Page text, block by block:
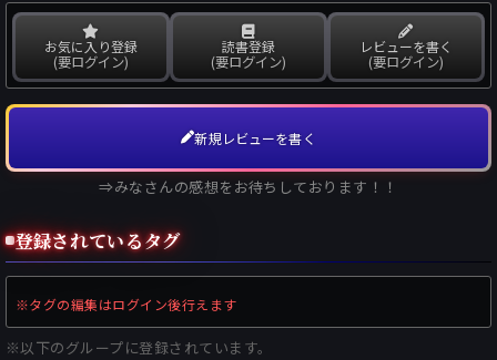
お気に入り登録
(要ログイン)
読書登録
(要ログイン)
レビューを書く
(要ログイン)
新規レビューを書く
⇒みなさんの感想をお待ちしております！！
登録されているタグ
※タグの編集はログイン後行えます
※以下のグループに登録されています。